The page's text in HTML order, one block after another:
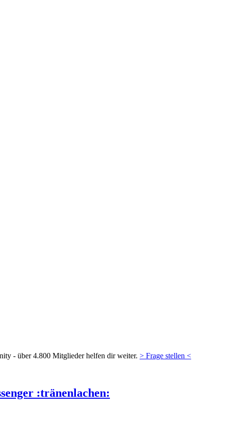
- über 4.800 Mitglieder helfen dir weiter. > Frage stellen <
:tränenlachen: